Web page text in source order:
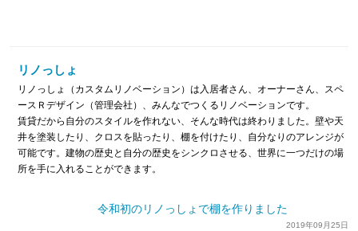
リノっしょ
リノっしょ（カスタムリノベーション）は入居者さん、オーナーさん、スペ
ースＲデザイン（管理会社）、みんなでつくるリノベーションです。
賃貸だから自分のスタイルを作れない、そんな時代は終わりました。壁や天
井を塗装したり、クロスを貼ったり、棚を付けたり、自分なりのアレンジが
可能です。建物の歴史と自分の歴史をシンクロさせる、世界に一つだけの場
所を手に入れることができます。
令和初のリノっしょで棚を作りました
2019年09月25日